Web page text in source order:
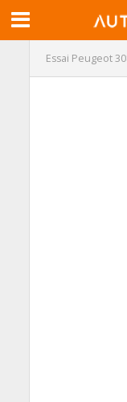
Essai Peugeot